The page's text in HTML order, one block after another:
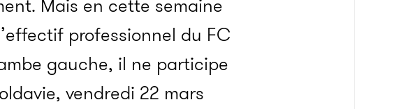
Mais en cette semaine
professionnel du FC
gauche, il ne participe
vendredi 22 mars